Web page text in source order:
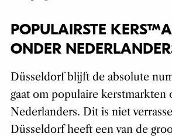
POPULAIRSTE
ONDER
Düsseldorf blijft de absolute
gaat om populaire kerstmarkten
Nederlanders. Dit is niet
Düsseldorf heeft een van de